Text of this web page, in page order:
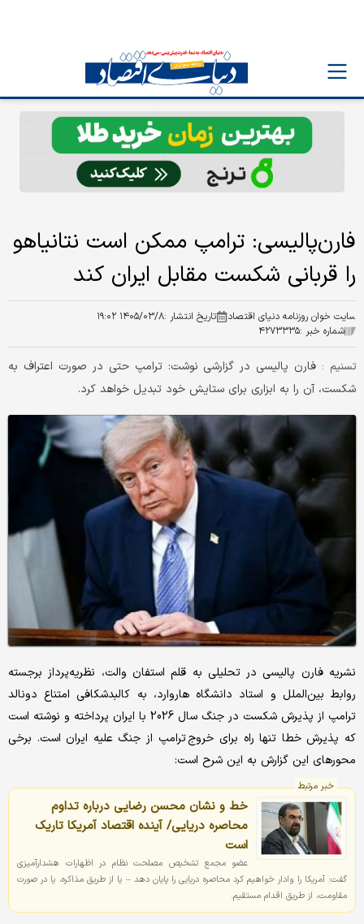
فارن‌پالیسی: ترامپ ممکن است نتانیاهو
را قربانی شکست مقابل ایران کند
سایت خوان روزنامه دنیای اقتصاد تاریخ انتشار :۱۴۰۵/۰۳/۸ ۱۹:۰۲
شماره خبر :۴۲۷۳۳۳۵
تسنیم : فارن پالیسی در گزارشی نوشت: ترامپ حتی در صورت اعتراف به
شکست، آن را به ابزاری برای ستایش خود تبدیل خواهد کرد.
نشریه فارن پالیسی در تحلیلی به قلم استفان والت، نظریه‌پرداز برجسته
روابط بین‌الملل و استاد دانشگاه هاروارد، به کالبدشکافی امتناع دونالد
ترامپ از پذیرش شکست در جنگ سال 2026 با ایران پرداخته و نوشته است
که پذیرش خطا تنها راه برای خروج ترامپ از جنگ علیه ایران است. برخی
محورهای این گزارش به این شرح است:
خبر مرتبط
خط و نشان محسن رضایی درباره تداوم
محاصره دریایی/ آینده اقتصاد آمریکا تاریک
است
عضو مجمع تشخیص مصلحت نظام در اظهارات هشدارآمیزی
گفت: آمریکا را وادار خواهیم کرد محاصره دریایی را پایان دهد – یا از طریق مذاکره، یا در صورت
مقاومت، از طریق اقدام مستقیم.